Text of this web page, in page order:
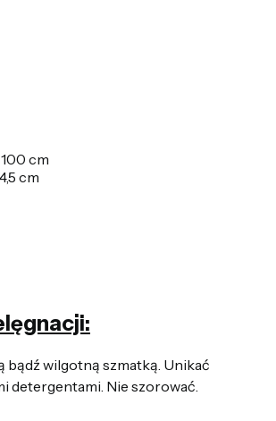
cm
cm
bądź wilgotną szmatką. Unikać
detergentami. Nie szorować.